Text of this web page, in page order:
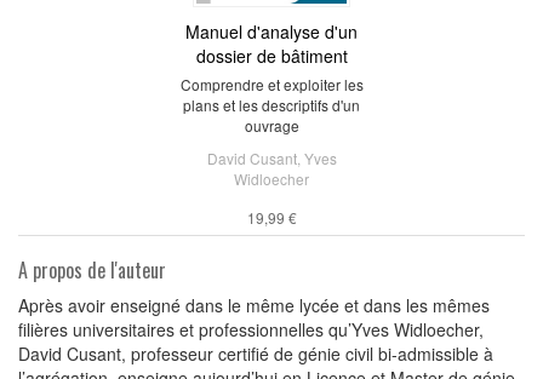
Manuel d'analyse d'un
dossier de bâtiment
Comprendre et exploiter les
plans et les descriptifs d'un
ouvrage
David Cusant, Yves
Widloecher
19,99 €
A propos de l'auteur
Après avoir enseigné dans le même lycée et dans les mêmes
filières universitaires et professionnelles qu’Yves Widloecher,
David Cusant, professeur certifié de génie civil bi-admissible à